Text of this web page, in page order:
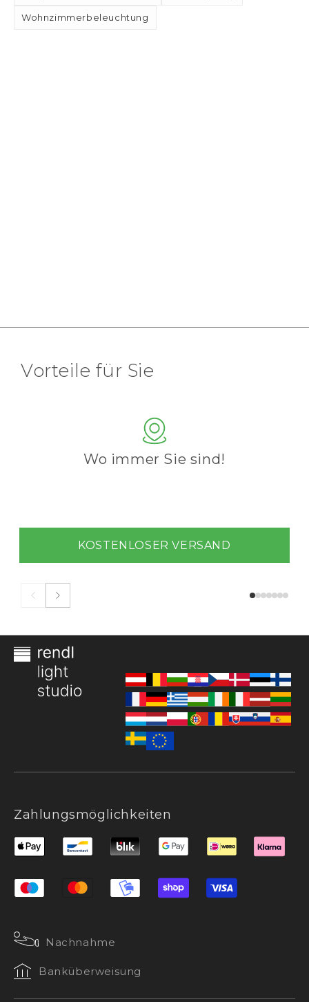
Wohnzimmerbeleuchtung
Vorteile für Sie
Wo immer Sie sind!
KOSTENLOSER VERSAND
Zahlungsmöglichkeiten
Nachnahme
Banküberweisung